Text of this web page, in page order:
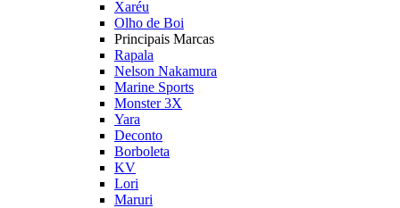
Xaréu
Olho de Boi
Principais Marcas
Rapala
Nelson Nakamura
Marine Sports
Monster 3X
Yara
Deconto
Borboleta
KV
Lori
Maruri